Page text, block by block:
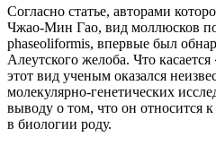
Согласно статье, авторами
Чжао-Мин Гао, вид моллюсков
phaseoliformis, впервые был
Алеутского желоба. Что
этот вид ученым оказался
молекулярно-генетических
выводу о том, что он относится
в биологии роду.